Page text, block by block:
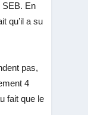
SEB. En
qu’il a su
pas,
4
fait que le